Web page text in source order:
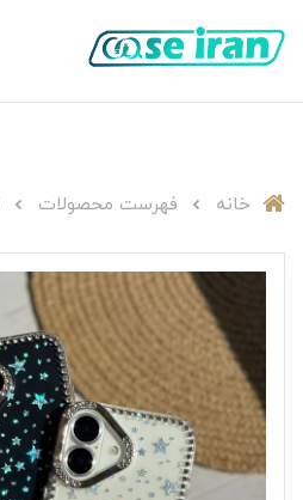
خانه فهرست محصولات